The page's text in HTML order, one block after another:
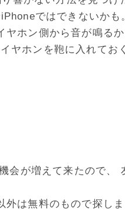
ではできないかも
ホン側から音が鳴る
ヤホンを鞄に入れてお
会が増えて来たので、
は無料のもので探しま